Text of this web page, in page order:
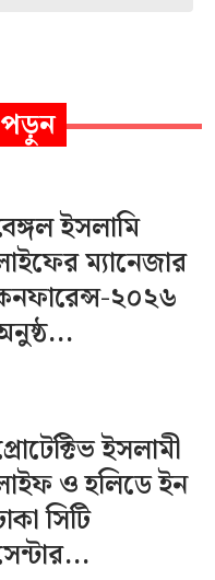
ইসলামি
ম্যানেজার
২০২৬
ইসলামী
ও হলিডে ইন
সিটি